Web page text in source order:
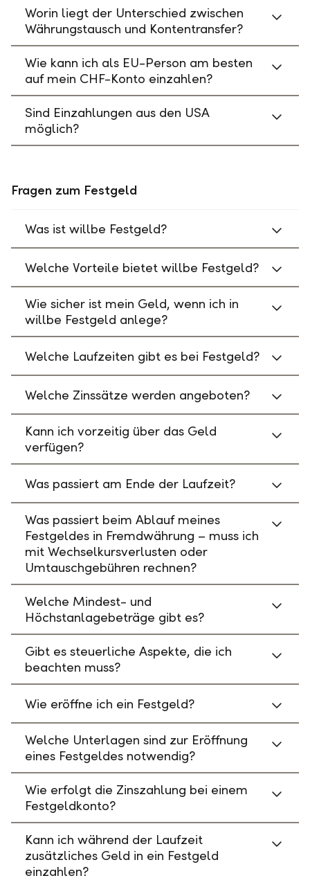
Worin liegt der Unterschied zwischen
Währungstausch und Kontentransfer?
Wie kann ich als EU-Person am besten
auf mein CHF-Konto einzahlen?
Sind Einzahlungen aus den USA
möglich?
Fragen zum Festgeld
Was ist willbe Festgeld?
Welche Vorteile bietet willbe Festgeld?
Wie sicher ist mein Geld, wenn ich in
willbe Festgeld anlege?
Welche Laufzeiten gibt es bei Festgeld?
Welche Zinssätze werden angeboten?
Kann ich vorzeitig über das Geld
verfügen?
Was passiert am Ende der Laufzeit?
Was passiert beim Ablauf meines
Festgeldes in Fremdwährung – muss ich
mit Wechselkursverlusten oder
Umtauschgebühren rechnen?
Welche Mindest- und
Höchstanlagebeträge gibt es?
Gibt es steuerliche Aspekte, die ich
beachten muss?
Wie eröffne ich ein Festgeld?
Welche Unterlagen sind zur Eröffnung
eines Festgeldes notwendig?
Wie erfolgt die Zinszahlung bei einem
Festgeldkonto?
Kann ich während der Laufzeit
zusätzliches Geld in ein Festgeld
einzahlen?